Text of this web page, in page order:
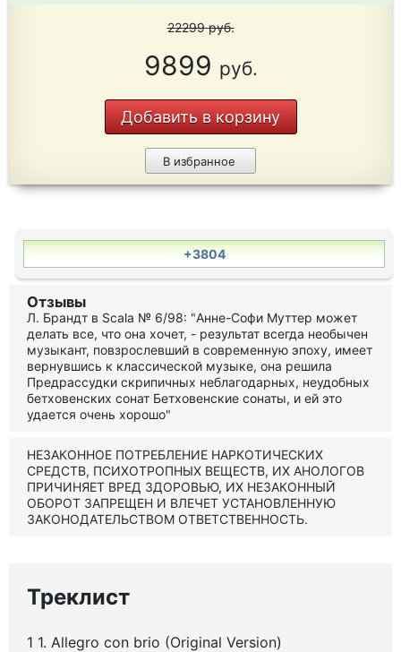
22299руб.
9899 руб.
Добавить в корзину
В избранное
+3804
Отзывы
Л. Брандт в Scala № 6/98: "Анне-Софи Муттер может
делать все, что она хочет, - результат всегда необычен
музыкант, повзрослевший в современную эпоху, имеет
вернувшись к классической музыке, она решила
Предрассудки скрипичных неблагодарных, неудобных
бетховенских сонат Бетховенские сонаты, и ей это
удается очень хорошо"
НЕЗАКОННОЕ ПОТРЕБЛЕНИЕ НАРКОТИЧЕСКИХ
СРЕДСТВ, ПСИХОТРОПНЫХ ВЕЩЕСТВ, ИХ АНОЛОГОВ
ПРИЧИНЯЕТ ВРЕД ЗДОРОВЬЮ, ИХ НЕЗАКОННЫЙ
ОБОРОТ ЗАПРЕЩЕН И ВЛЕЧЕТ УСТАНОВЛЕННУЮ
ЗАКОНОДАТЕЛЬСТВОМ ОТВЕТСТВЕННОСТЬ.
Треклист
1 1. Allegro con brio (Original Version)